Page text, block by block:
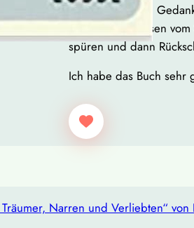
Es ist schön, den
verführen zu lassen
spüren und dann
Ich habe das Buch sehr
Narren und Verliebten“